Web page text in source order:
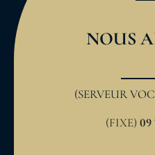
NOUS
(SERVEUR
(FIXE) 09